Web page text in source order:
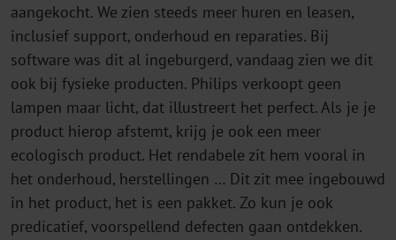
aangekocht. We zien steeds meer huren en leasen,
inclusief support, onderhoud en reparaties. Bij
software was dit al ingeburgerd, vandaag zien we dit
ook bij fysieke producten. Philips verkoopt geen
lampen maar licht, dat illustreert het perfect. Als je je
product hierop afstemt, krijg je ook een meer
ecologisch product. Het rendabele zit hem vooral in
het onderhoud, herstellingen … Dit zit mee ingebouwd
in het product, het is een pakket. Zo kun je ook
predicatief, voorspellend defecten gaan ontdekken.